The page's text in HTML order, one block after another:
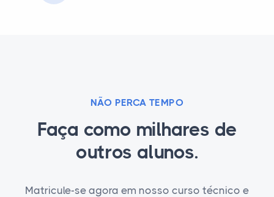
NÃO PERCA TEMPO
Faça como milhares de
outros alunos.
Matricule-se agora em nosso curso técnico e